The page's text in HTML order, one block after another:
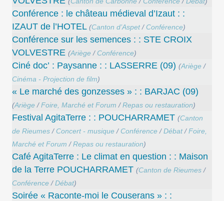
Conférence : le château médieval d’Izaut : :
IZAUT de l’HOTEL (Canton d’Aspet/ Conférence)
Conférence sur les semences : : STE CROIX
VOLVESTRE (Ariège / Conférence)
Ciné doc’ : Paysanne : : LASSERRE (09) (Ariège /
Cinéma - Projection de film)
« Le marché des gonzesses » : : BARJAC (09)
(Ariège /Foire, Marché et Forum /Repas ou restauration)
Festival AgitaTerre : : POUCHARRAMET (Canton
de Rieumes / Concert - musique / Conférence /Débat/Foire,
Marché et Forum /Repas ou restauration)
Café AgitaTerre : Le climat en question : : Maison
de la Terre POUCHARRAMET (Canton de Rieumes /
Conférence /Débat)
Soirée « Raconte-moi le Couserans » : :